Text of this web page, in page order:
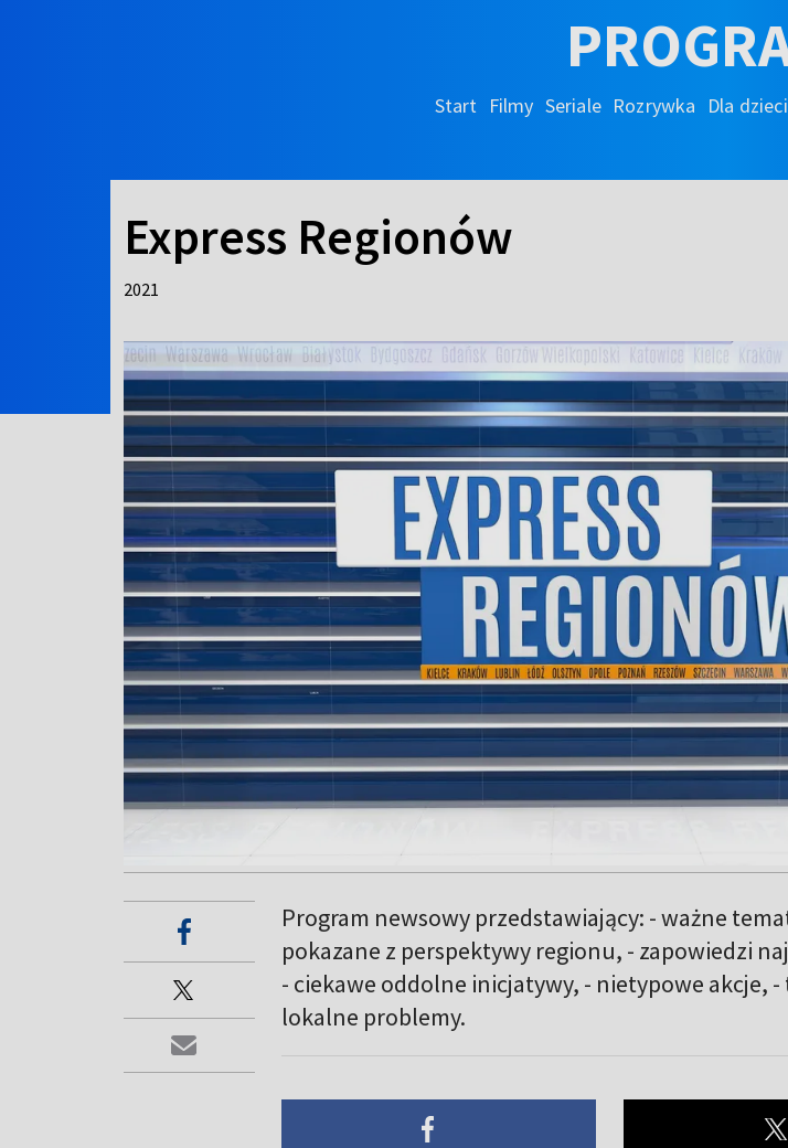
Start Filmy Seriale Rozrywka Dla dzieci
Express Regionów
2021
Program newsowy przedstawiający: - ważne
pokazane z perspektywy regionu, - zapowiedzi
- ciekawe oddolne inicjatywy, - nietypowe akcje, -
lokalne problemy.